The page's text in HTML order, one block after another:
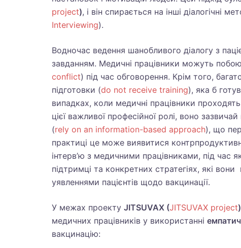
project), і він спирається на інші діалогічні
Interviewing).
Водночас ведення шанобливого діалогу з
завданням. Медичні працівники можуть
conflict) під час обговорення. Крім того,
підготовки (do not receive training), яка б
випадках, коли медичні працівники
цієї важливої професійної ролі, воно
(rely on an information-based approach), що
практиці це може виявитися
інтерв’ю з медичними працівниками, під час
підтримці та конкретних стратегіях, які
уявленнями пацієнтів щодо вакцинації.
У межах проекту JITSUVAX (JITSUVAX project)
медичних працівників у використанні
вакцинацію: